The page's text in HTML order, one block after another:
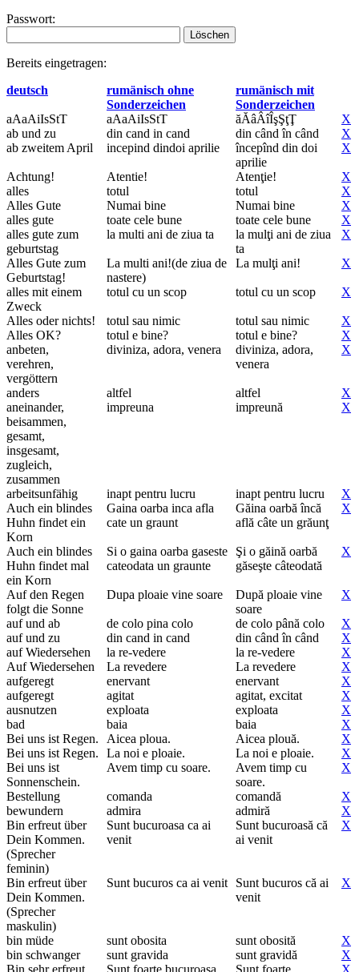
Passwort:
Bereits eingetragen:
deutsch
rumänisch ohne
Sonderzeichen
rumänisch mit
Sonderzeichen
aAaAiIsStT
aAaAiIsStT ăĂâÂîÎşŞţŢ
X
ab und zu
din cand in cand din când în când
X
ab zweitem April
incepind dindoi aprilie
începînd din doi
aprilie
X
Achtung! Atentie! Atenţie!
X
alles
totul totul
X
Alles Gute
Numai bine Numai bine
X
alles gute
toate cele bune toate cele bune
X
alles gute zum
geburtstag
la multi ani de ziua ta
la mulţi ani de ziua
ta
X
Alles Gute zum
Geburtstag!
La multi ani!(de ziua de
nastere)
La mulţi ani! X
alles mit einem
Zweck
totul cu un scop totul cu un scop X
Alles oder nichts! totul sau nimic totul sau nimic
X
Alles OK?
totul e bine? totul e bine?
X
anbeten,
verehren,
vergöttern
diviniza, adora, venera
diviniza, adora,
venera
X
anders altfel altfel
X
aneinander,
beisammen,
gesamt,
insgesamt,
zugleich,
zusammen
impreuna impreună X
arbeitsunfähig inapt pentru lucru inapt pentru lucru
X
Auch ein blindes
Huhn findet ein
Korn
Gaina oarba inca afla
cate un graunt
Găina oarbă încă
află câte un grăunţ
X
Auch ein blindes
Huhn findet mal
ein Korn
Si o gaina oarba gaseste
cateodata un graunte
Şi o găină oarbă
găseşte câteodată
X
Auf den Regen
folgt die Sonne
Dupa ploaie vine soare
După ploaie vine
soare
X
auf und ab de colo pina colo de colo până colo
X
auf und zu
din cand in cand din când în când
X
auf Wiedersehen
la re-vedere la re-vedere
X
Auf Wiedersehen
La revedere La revedere
X
aufgeregt
enervant enervant
X
aufgeregt
agitat agitat, excitat
X
ausnutzen
exploata exploata
X
bad
baia baia
X
Bei uns ist Regen.
Aicea ploua. Aicea plouă.
X
Bei uns ist Regen.
La noi e ploaie. La noi e ploaie.
X
Bei uns ist
Sonnenschein.
Avem timp cu soare.
Avem timp cu
soare.
X
Bestellung comanda comandă
X
bewundern
admira admiră
X
Bin erfreut über
Dein Kommen.
(Sprecher
feminin)
Sunt bucuroasa ca ai
venit
Sunt bucuroasă că
ai venit
X
Bin erfreut über
Dein Kommen.
(Sprecher
maskulin)
Sunt bucuros ca ai venit
Sunt bucuros că ai
venit
X
bin müde sunt obosita sunt obosită
X
bin schwanger
sunt gravida sunt gravidă
X